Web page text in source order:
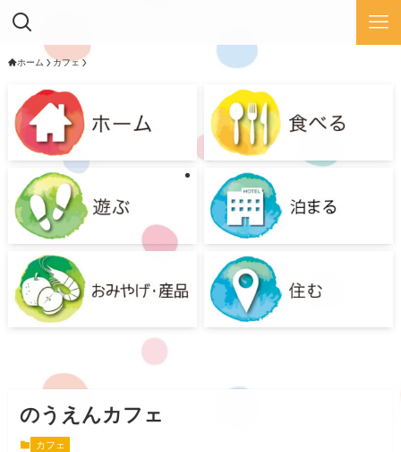
ホーム カフェ
のうえんカフェ
カフェ